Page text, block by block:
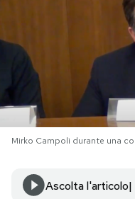
I MIEI PREFERITI
SHOP
CALENDARIO
Mirko Campoli durante una
Ascolta l'articolo